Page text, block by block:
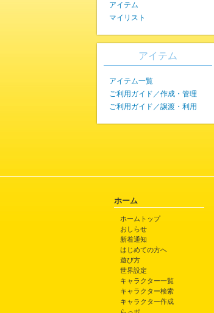
アイテム
マイリスト
アイテム
アイテム一覧
ご利用ガイド／作成・管理
ご利用ガイド／譲渡・利用
ホーム
ホームトップ
おしらせ
新着通知
はじめての方へ
遊び方
世界設定
キャラクター一覧
キャラクター検索
キャラクター作成